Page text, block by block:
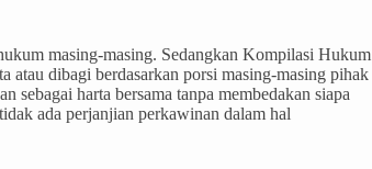
masing-masing. Sedangkan Kompilasi Hukum
atau dibagi berdasarkan porsi masing-masing pihak
sebagai harta bersama tanpa membedakan siapa
ada perjanjian perkawinan dalam hal